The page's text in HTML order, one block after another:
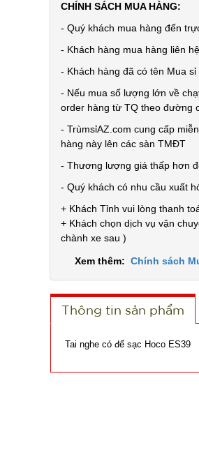
CHÍNH SÁCH MUA HÀNG:
- Quý khách mua hàng đến
- Khách hàng mua hàng liên
- Khách hàng đã có tên Mua
- Nếu mua số lượng lớn về
order hàng từ TQ theo đường
- TrùmsỉAZ.com cung cấp
hàng này lên các sàn TMĐT
- Thương lượng giá thấp hơn
- Quý khách có nhu cầu xuất
+ Khách Tỉnh vui lòng thanh
+ Khách chọn dịch vụ vận
chành xe sau )
Xem thêm: Chính sách
Thông tin sản phẩm
Tai nghe có đế sạc Hoco ES39